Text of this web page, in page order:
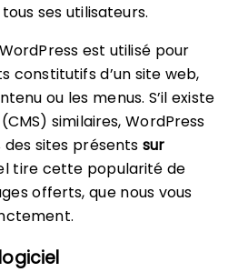
ses utilisateurs.
est utilisé pour
constitutifs d’un site web,
ou les menus. S’il existe
similaires, WordPress
des sites présentssur
tire cette popularité de
offerts, que nous vous